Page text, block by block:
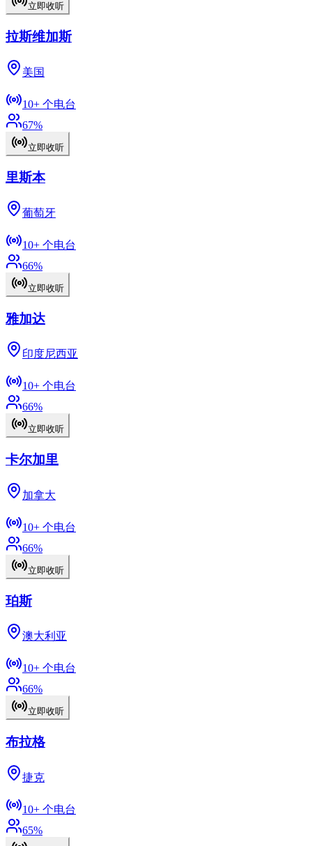
立即收听
拉斯维加斯
美国
10+ 个电台
67%
立即收听
里斯本
葡萄牙
10+ 个电台
66%
立即收听
雅加达
印度尼西亚
10+ 个电台
66%
立即收听
卡尔加里
加拿大
10+ 个电台
66%
立即收听
珀斯
澳大利亚
10+ 个电台
66%
立即收听
布拉格
捷克
10+ 个电台
65%